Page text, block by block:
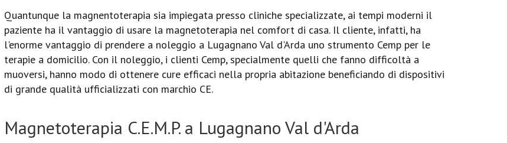
Quantunque la magnentoterapia sia impiegata presso cliniche specializzate, ai tempi moderni il
paziente ha il vantaggio di usare la magnetoterapia nel comfort di casa. Il cliente, infatti, ha
l'enorme vantaggio di prendere a noleggio a Lugagnano Val d'Arda uno strumento Cemp per le
terapie a domicilio. Con il noleggio, i clienti Cemp, specialmente quelli che fanno difficoltà a
muoversi, hanno modo di ottenere cure efficaci nella propria abitazione beneficiando di dispositivi
di grande qualità ufficializzati con marchio CE.
Magnetoterapia C.E.M.P. a Lugagnano Val d'Arda